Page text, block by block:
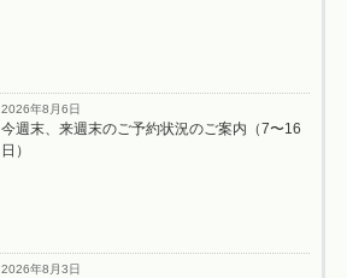
2026年8月6日
今週末、来週末のご予約状況のご案内（7〜16
日）
2026年8月3日